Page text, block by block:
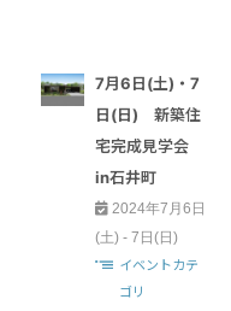
7月6日(土)・7
日(日) 新築住
宅完成見学会
in石井町
2024年7月6日
(土) - 7日(日)
イベントカテ
ゴリ